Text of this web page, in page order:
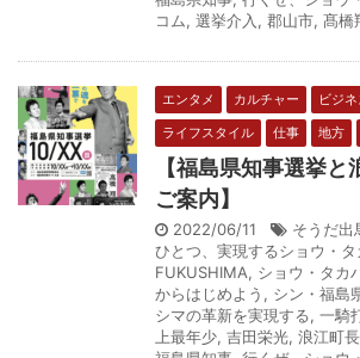
コム, 選挙介入 , 郡山市, 髙橋
エンタメ カルチャー ビジネ
ライフスタイル
仕事 地方
【福島県知事選挙
ご案内】
2022/06/11 そうだ出
ひとつ、実現するショウ・タ
FUKUSHIMA, ショウ・タカ
からはじめよう , シン・福島
シマの革新を実現する, 一騎
上最年少, 吉田栄光, 浪江町